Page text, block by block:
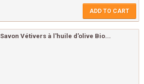
ADD TO CART
Savon Vétivers à l'huile d'olive Bio...